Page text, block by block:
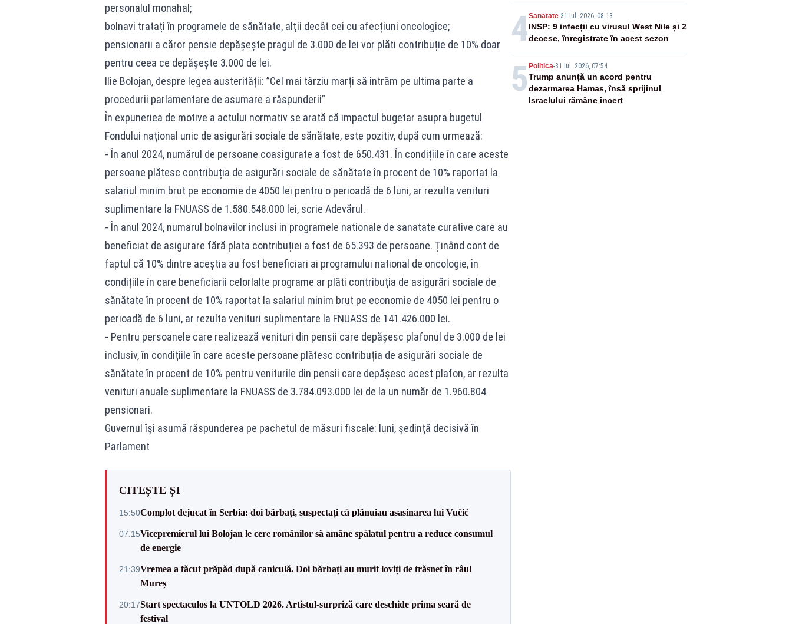
personalul monahal;
bolnavi tratați în programele de sănătate, alţii decât cei cu afecțiuni oncologice;
pensionarii a căror pensie depășește pragul de 3.000 de lei vor plăti contribuție de 10% doar
pentru ceea ce depășește 3.000 de lei.
Ilie Bolojan, despre legea austerității: ”Cel mai târziu marți să intrăm pe ultima parte a
procedurii parlamentare de asumare a răspunderii”
În expuneriea de motive a actului normativ se arată că impactul bugetar asupra bugetul
Fondului național unic de asigurări sociale de sănătate, este pozitiv, după cum urmează:
- În anul 2024, numărul de persoane coasigurate a fost de 650.431. În condițiile în care aceste
persoane plătesc contribuția de asigurări sociale de sănătate în procent de 10% raportat la
salariul minim brut pe economie de 4050 lei pentru o perioadă de 6 luni, ar rezulta venituri
suplimentare la FNUASS de 1.580.548.000 lei, scrie Adevărul.
- În anul 2024, numarul bolnavilor inclusi in programele nationale de sanatate curative care au
beneficiat de asigurare fără plata contribuției a fost de 65.393 de persoane. Ținând cont de
faptul că 10% dintre aceștia au fost beneficiari ai programului national de oncologie, în
condițiile în care beneficiarii celorlalte programe ar plăti contribuția de asigurări sociale de
sănătate în procent de 10% raportat la salariul minim brut pe economie de 4050 lei pentru o
perioadă de 6 luni, ar rezulta venituri suplimentare la FNUASS de 141.426.000 lei.
- Pentru persoanele care realizează venituri din pensii care depășesc plafonul de 3.000 de lei
inclusiv, în condițiile în care aceste persoane plătesc contribuția de asigurări sociale de
sănătate în procent de 10% pentru veniturile din pensii care depășesc acest plafon, ar rezulta
venituri anuale suplimentare la FNUASS de 3.784.093.000 lei de la un număr de 1.960.804
pensionari.
Guvernul își asumă răspunderea pe pachetul de măsuri fiscale: luni, ședință decisivă în
Parlament
CITEȘTE ȘI
15:50Complot dejucat în Serbia: doi bărbați, suspectați că plănuiau asasinarea lui Vučić
07:15Vicepremierul lui Bolojan le cere românilor să amâne spălatul pentru a reduce consumul
de energie
21:39Vremea a făcut prăpăd după caniculă. Doi bărbați au murit loviți de trăsnet în râul
Mureș
20:17Start spectaculos la UNTOLD 2026. Artistul-surpriză care deschide prima seară de
festival
4Sanatate-31 iul. 2026, 08:13
INSP: 9 infecții cu virusul West Nile și 2
decese, înregistrate în acest sezon
5 Politica-31 iul. 2026, 07:54
Trump anunță un acord pentru
dezarmarea Hamas, însă sprijinul
Israelului rămâne incert